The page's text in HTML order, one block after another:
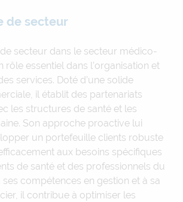
de secteur
secteur dans le secteur médico-
rôle essentiel dans l’organisation et
services. Doté d’une solide
il établit des partenariats
les structures de santé et les
Son approche proactive lui
un portefeuille clients robuste
aux besoins spécifiques
de santé et des professionnels du
ses compétences en gestion et à sa
il contribue à optimiser les